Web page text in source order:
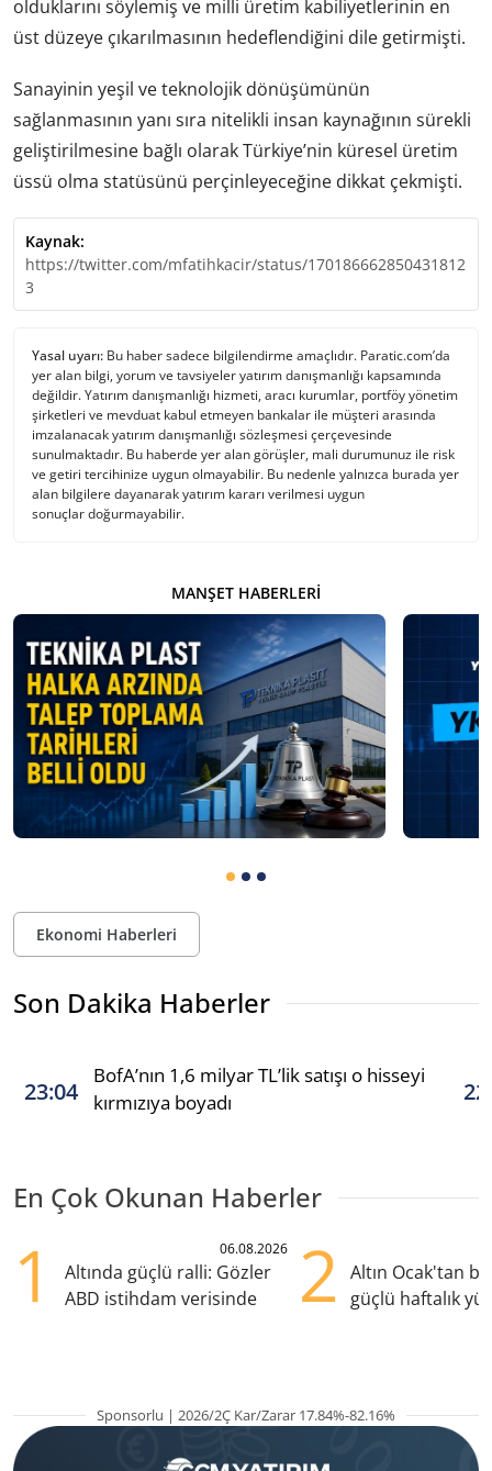
olduklarını söylemiş ve milli üretim kabiliyetlerinin en
üst düzeye çıkarılmasının hedeflendiğini dile getirmişti.
Sanayinin yeşil ve teknolojik dönüşümünün
sağlanmasının yanı sıra nitelikli insan kaynağının sürekli
geliştirilmesine bağlı olarak Türkiye’nin küresel üretim
üssü olma statüsünü perçinleyeceğine dikkat çekmişti.
Kaynak:
https://twitter.com/mfatihkacir/status/170186662850431812
3
Yasal uyarı: Bu haber sadece bilgilendirme amaçlıdır. Paratic.com’da
yer alan bilgi, yorum ve tavsiyeler yatırım danışmanlığı kapsamında
değildir. Yatırım danışmanlığı hizmeti, aracı kurumlar, portföy yönetim
şirketleri ve mevduat kabul etmeyen bankalar ile müşteri arasında
imzalanacak yatırım danışmanlığı sözleşmesi çerçevesinde
sunulmaktadır. Bu haberde yer alan görüşler, mali durumunuz ile risk
ve getiri tercihinize uygun olmayabilir. Bu nedenle yalnızca burada yer
alan bilgilere dayanarak yatırım kararı verilmesi uygun
sonuçlar doğurmayabilir.
MANŞET HABERLERI
Ekonomi Haberleri
Son Dakika Haberler
23:04
BofA’nın 1,6 milyar TL’lik satışı o hisseyi
kırmızıya boyadı
En Çok Okunan Haberler
1 06.08.2026
Altında güçlü ralli: Gözler
ABD istihdam verisinde
2
Altın Ocak'tan
güçlü haftalık
Sponsorlu | 2026/2Ç Kar/Zarar 17.84%-82.16%